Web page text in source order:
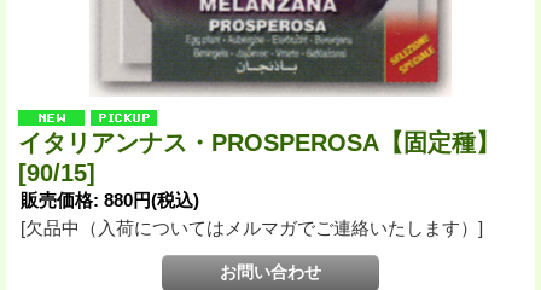
イタリアンナス・PROSPEROSA【固定種】
[90/15]
販売価格: 880円(税込)
[欠品中（入荷についてはメルマガでご連絡いたします）]